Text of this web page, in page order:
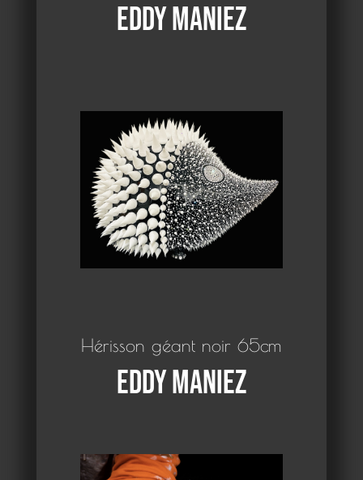
Eddy Maniez
Hérisson géant noir 65cm
Eddy Maniez